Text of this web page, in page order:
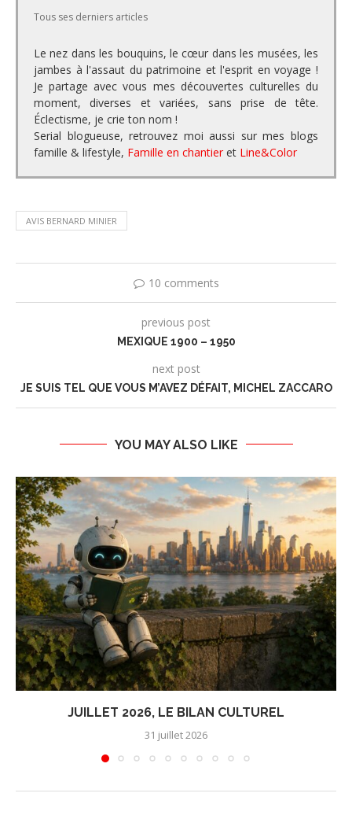
Tous ses derniers articles
Le nez dans les bouquins, le cœur dans les musées, les
jambes à l'assaut du patrimoine et l'esprit en voyage !
Je partage avec vous mes découvertes culturelles du
moment, diverses et variées, sans prise de tête.
Éclectisme, je crie ton nom !
Serial blogueuse, retrouvez moi aussi sur mes blogs
famille & lifestyle, Famille en chantier et Line&Color
AVIS BERNARD MINIER
10 comments
previous post
MEXIQUE 1900 – 1950
next post
JE SUIS TEL QUE VOUS M’AVEZ DÉFAIT, MICHEL ZACCARO
YOU MAY ALSO LIKE
JUILLET 2026, LE BILAN CULTUREL
31 juillet 2026